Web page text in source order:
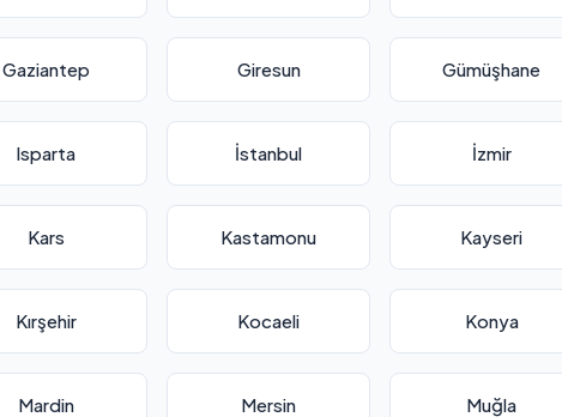
Gaziantep Giresun Gümüşhane
Isparta İstanbul İzmir
Kars Kastamonu Kayseri
Kırşehir Kocaeli Konya
Mardin Mersin Muğla